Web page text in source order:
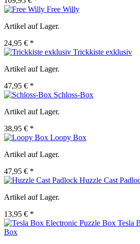
Free Willy
Artikel auf Lager.
24,95 € *
Trickkiste exklusiv
Artikel auf Lager.
47,95 € *
Schloss-Box
Artikel auf Lager.
38,95 € *
Loopy Box
Artikel auf Lager.
47,95 € *
Huzzle Cast
Artikel auf Lager.
13,95 € *
Tesla
Box